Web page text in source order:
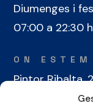
Diumenges i
07:00 a 22:30
ON ESTEM
Pintor Ribalta,
08028